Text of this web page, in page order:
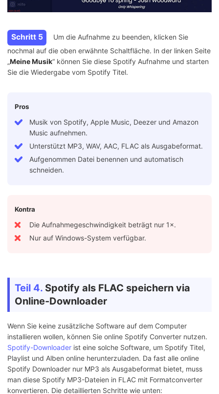
Schritt 5
Um die Aufnahme zu beenden, klicken Sie
nochmal auf die oben erwähnte Schaltfläche. In der linken Seite
„Meine Musik“ können Sie diese Spotify Aufnahme und starten
Sie die Wiedergabe vom Spotify Titel.
Pros
Musik von Spotify, Apple Music, Deezer und Amazon
Music aufnehmen.
Unterstützt MP3, WAV, AAC, FLAC als Ausgabeformat.
Aufgenommen Datei benennen und automatisch
schneiden.
Kontra
Die Aufnahmegeschwindigkeit beträgt nur 1×.
Nur auf Windows-System verfügbar.
Teil 4. Spotify als FLAC speichern via
Online-Downloader
Wenn Sie keine zusätzliche Software auf dem Computer
installieren wollen, können Sie online Spotify Converter nutzen.
Spotify-Downloader ist eine solche Software, um Spotify Titel,
Playlist und Alben online herunterzuladen. Da fast alle online
Spotify Downloader nur MP3 als Ausgabeformat bietet, muss
man diese Spotify MP3-Dateien in FLAC mit Formatconverter
konvertieren. Die detaillierten Schritte wie unten: